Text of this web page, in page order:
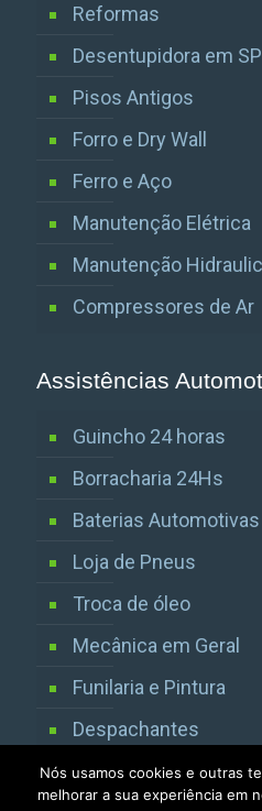
Reformas
Desentupidora em SP
Pisos Antigos
Forro e Dry Wall
Ferro e Aço
Manutenção Elétrica
Manutenção
Compressores de Ar
Assistências
Guincho 24 horas
Borracharia 24Hs
Baterias Automotivas
Loja de Pneus
Troca de óleo
Mecânica em Geral
Funilaria e Pintura
Despachantes
Vistorias Detran SP
Nós usamos cookies e outras
melhorar a sua experiência em